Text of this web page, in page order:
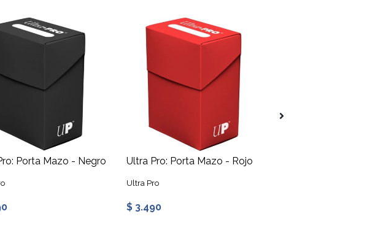
Porta Mazo - Negro Ultra Pro: Porta Mazo - Rojo
Ultra Pro
$ 3.490